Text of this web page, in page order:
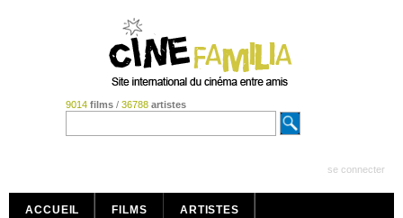
9014 films/ 36788 artistes
se connecter
ACCUEIL FILMS ARTISTES